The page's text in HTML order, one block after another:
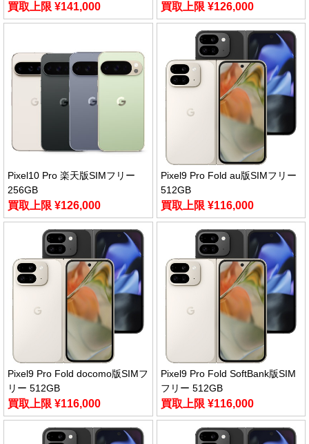
買取上限 ¥141,000 買取上限 ¥126,000
Pixel10 Pro 楽天版SIMフリー
256GB
買取上限 ¥126,000
Pixel9 Pro Fold au版SIMフリー
512GB
買取上限 ¥116,000
Pixel9 Pro Fold docomo版SIMフ
リー 512GB
買取上限 ¥116,000
Pixel9 Pro Fold SoftBank版SIM
フリー 512GB
買取上限 ¥116,000